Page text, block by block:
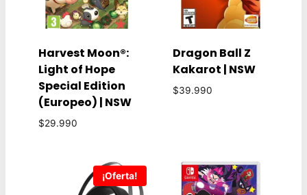
Harvest Moon®:
Light of Hope
Special Edition
(Europeo) | NSW
$29.990
Dragon Ball Z
Kakarot | NSW
$39.990
¡Oferta!